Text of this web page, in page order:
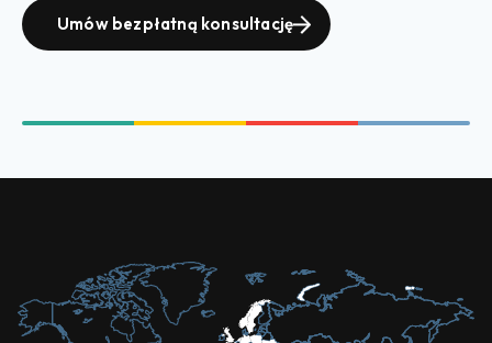
Umów bezpłatną konsultację